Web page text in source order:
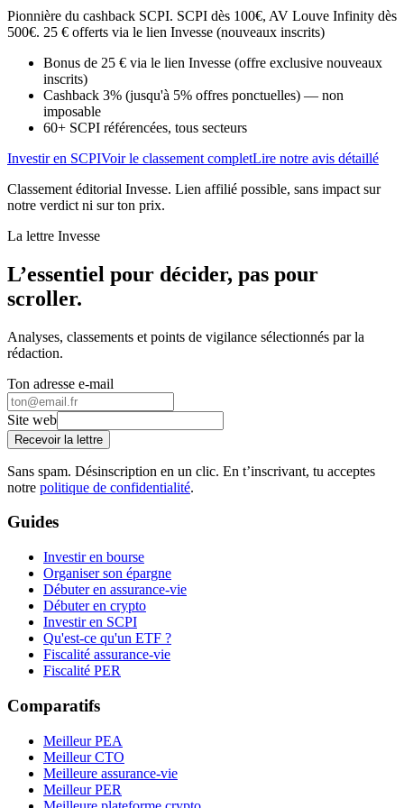
Pionnière du cashback SCPI. SCPI dès 100€, AV Louve Infinity dès
500€. 25 € offerts via le lien Invesse (nouveaux inscrits)
Bonus de 25 € via le lien Invesse (offre exclusive nouveaux
inscrits)
Cashback 3% (jusqu'à 5% offres ponctuelles) — non
imposable
60+ SCPI référencées, tous secteurs
Investir en SCPIVoir le classement completLire notre avis détaillé
Classement éditorial Invesse. Lien affilié possible, sans impact sur
notre verdict ni sur ton prix.
La lettre Invesse
L’essentiel pour décider, pas pour
scroller.
Analyses, classements et points de vigilance sélectionnés par la
rédaction.
Ton adresse e-mail
Site web
Recevoir la lettre
Sans spam. Désinscription en un clic. En t’inscrivant, tu acceptes
notre politique de confidentialité.
Guides
Investir en bourse
Organiser son épargne
Débuter en assurance-vie
Débuter en crypto
Investir en SCPI
Qu'est-ce qu'un ETF ?
Fiscalité assurance-vie
Fiscalité PER
Comparatifs
Meilleur PEA
Meilleur CTO
Meilleure assurance-vie
Meilleur PER